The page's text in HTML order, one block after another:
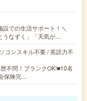
での生活サポート！＼
うなずく」「天気が…
コンスキル不要 / 英語力不
不問！ブランクOK!■10名
保険完…